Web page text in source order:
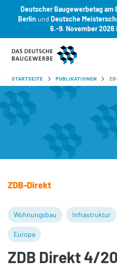
Deutscher Baugewerbetag am
Berlin und Deutsche
6.-9. November 2026
Zum Hauptinhalt springen
SIE SIND HIER:
STARTSEITE PUBLIKATIONEN
ZDB-Direkt
Wohnungsbau Infrastruktur
Europa
ZDB Direkt 4/